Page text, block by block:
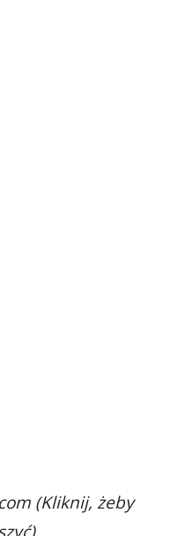
(Kliknij, żeby